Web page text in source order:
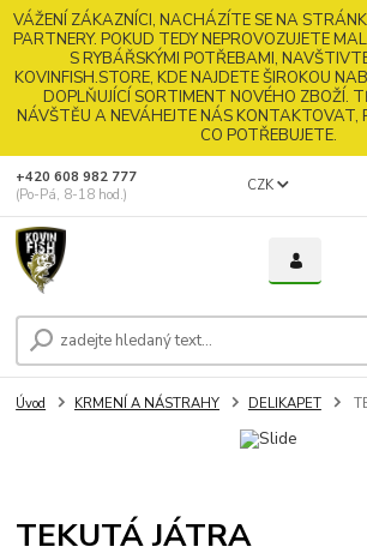
VÁŽENÍ ZÁKAZNÍCI, NACHÁZÍTE SE NA
PARTNERY. POKUD TEDY NEPROVOZUJETE
S RYBÁŘSKÝMI POTŘEBAMI,
KOVINFISH.STORE, KDE NAJDETE ŠIROKOU
DOPLŇUJÍCÍ SORTIMENT NOVÉHO ZBOŽÍ.
NÁVŠTĚU A NEVÁHEJTE NÁS KONTAKTOVAT,
CO POTŘEBUJETE.
CZK
+420 608 982 777
(Po-Pá, 8-18 hod.)
Úvod KRMENÍ A NÁSTRAHY DELIKAPET
TEKUTÁ JÁTRA